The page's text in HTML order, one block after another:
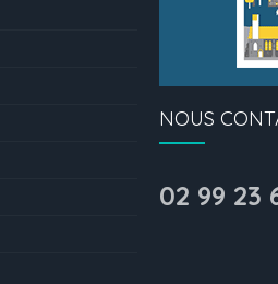
NOUS
02 99 23